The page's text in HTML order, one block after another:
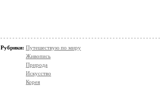
Рубрики: Путешествую по миру
Живопись
Природа
Искусство
Корея